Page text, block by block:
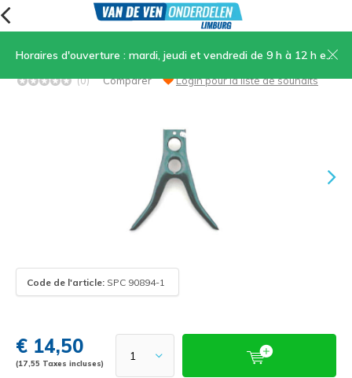
Horaires d'ouverture : mardi, jeudi et vendredi de 9 h à 12 h et de 13 h 30 à 17 h, samedi de 9 h à 12 h
15. Standard 3800
(0) Comparer Login pour la liste de souhaits
Code de l'article: SPC 90894-1
€ 14,50
(17,55 Taxes incluses)